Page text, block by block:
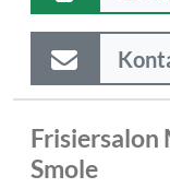
Frisiersalon
Smole